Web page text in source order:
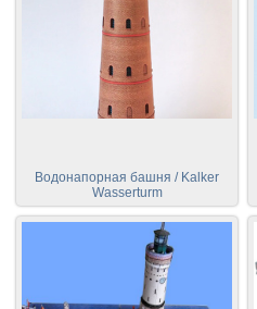
Водонапорная башня / Kalker
Wasserturm